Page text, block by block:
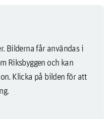
Bilderna får användas i
Riksbyggen och kan
Klicka på bilden för att